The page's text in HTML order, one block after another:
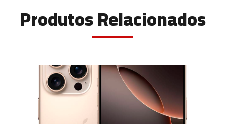
Produtos Relacionados